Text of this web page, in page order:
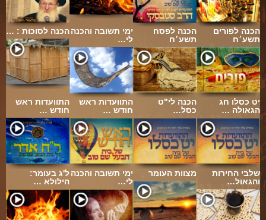
הכנה לסוכות : …ימי תשובה והכנה
לי…
הכנה לפסח
תשע׳ח
הכנה לפורים
תשע׳ח
התוועדות ראש
חודש …
התוועדות ראש
חודש …
הכנה לי"ט
כסל…
יט כסלו חג
הגאולה …
ל'ג בעומר:
הילולא …
ימי תשובה והכנה
לי…
מצוות העומר
שלבי החירות
והגאול…